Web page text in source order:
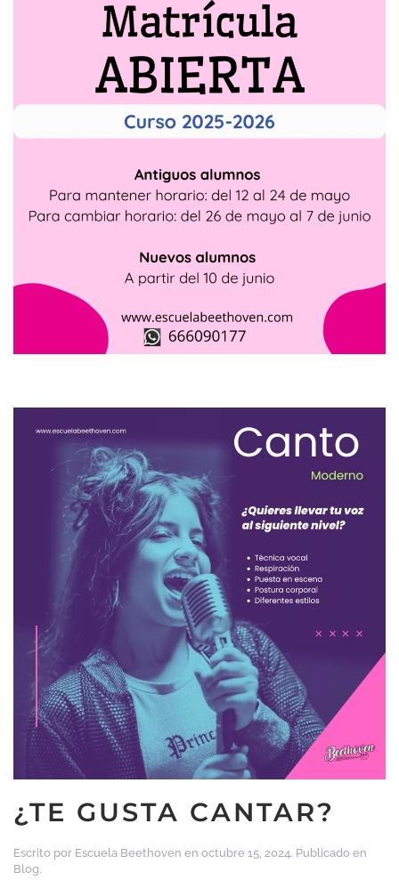
¿TE GUSTA CANTAR?
Escrito por Escuela Beethoven en octubre 15, 2024. Publicado en
Blog.